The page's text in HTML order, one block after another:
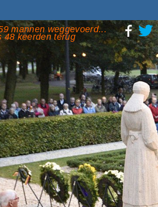
mannen weggevoerd...
48 keerden terug